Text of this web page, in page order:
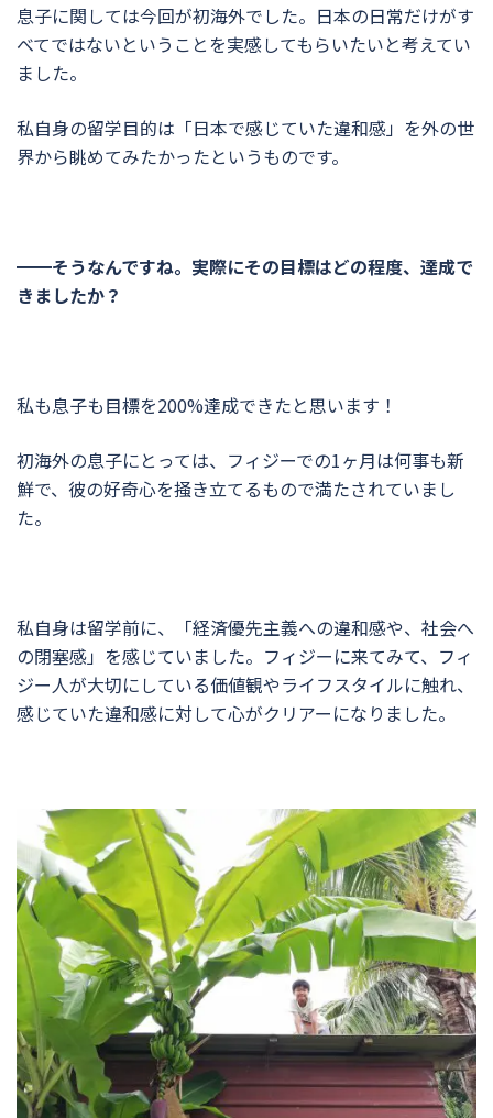
息子に関しては今回が初海外でした。日本の日常だけがす
べてではないということを実感してもらいたいと考えてい
ました。
私自身の留学目的は「日本で感じていた違和感」を外の世
界から眺めてみたかったというものです。
━━そうなんですね。実際にその目標はどの程度、達成で
きましたか？
私も息子も目標を200%達成できたと思います！
初海外の息子にとっては、フィジーでの1ヶ月は何事も新
鮮で、彼の好奇心を掻き立てるもので満たされていまし
た。
私自身は留学前に、「経済優先主義への違和感や、社会へ
の閉塞感」を感じていました。フィジーに来てみて、フィ
ジー人が大切にしている価値観やライフスタイルに触れ、
感じていた違和感に対して心がクリアーになりました。